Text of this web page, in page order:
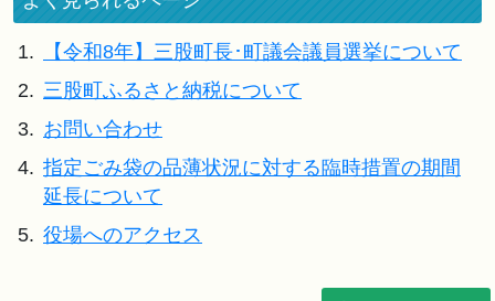
1.
【令和8年】三股町長･町議会議員選挙について
2. 三股町ふるさと納税について
3. お問い合わせ
4. 指定ごみ袋の品薄状況に対する臨時措置の期間
延長について
5. 役場へのアクセス